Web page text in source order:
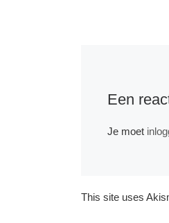
Een
Je moet
This site uses